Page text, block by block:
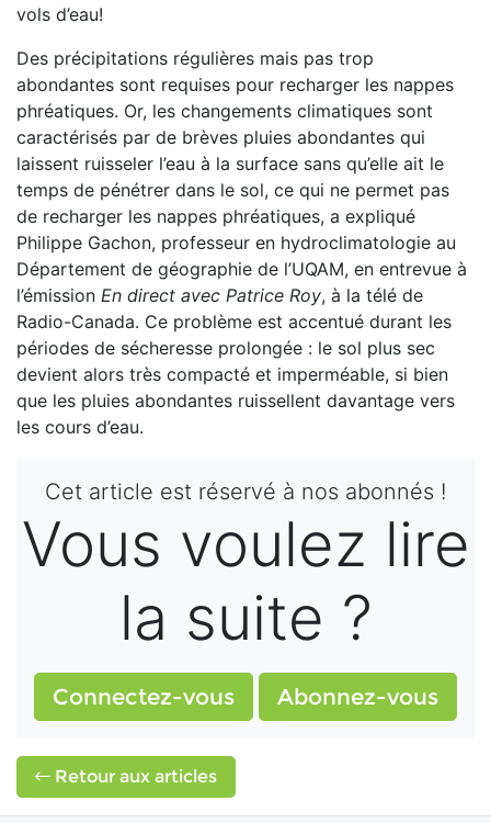
vols d’eau!
Des précipitations régulières mais pas trop
abondantes sont requises pour recharger les nappes
phréatiques. Or, les changements climatiques sont
caractérisés par de brèves pluies abondantes qui
laissent ruisseler l’eau à la surface sans qu’elle ait le
temps de pénétrer dans le sol, ce qui ne permet pas
de recharger les nappes phréatiques, a expliqué
Philippe Gachon, professeur en hydroclimatologie au
Département de géographie de l’UQAM, en entrevue à
l’émission En direct avec Patrice Roy, à la télé de
Radio-Canada. Ce problème est accentué durant les
périodes de sécheresse prolongée : le sol plus sec
devient alors très compacté et imperméable, si bien
que les pluies abondantes ruissellent davantage vers
les cours d’eau.
Cet article est réservé à nos abonnés !
Vous voulez lire
la suite ?
Connectez-vous Abonnez-vous
Retour aux articles